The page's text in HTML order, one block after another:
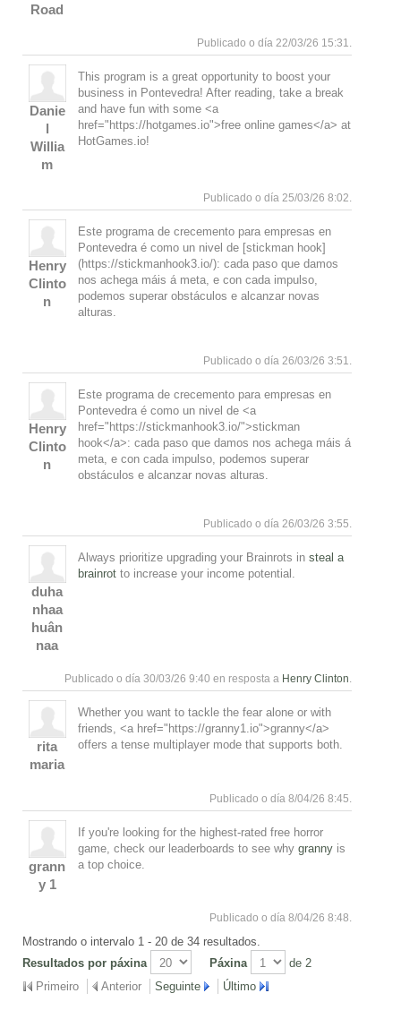
Road
Publicado o día 22/03/26 15:31.
Danie
Willia
m
This program is a great opportunity to boost your
business in Pontevedra! After reading, take a break
and have fun with some <a
href="https://hotgames.io">free online games</a> at
HotGames.io!
Publicado o día 25/03/26 8:02.
Henry
Clinto
n
Este programa de crecemento para empresas en
Pontevedra é como un nivel de [stickman hook]
(https://stickmanhook3.io/): cada paso que damos
nos achega máis á meta, e con cada impulso,
podemos superar obstáculos e alcanzar novas
alturas.
Publicado o día 26/03/26 3:51.
Henry
Clinto
n
Este programa de crecemento para empresas en
Pontevedra é como un nivel de <a
href="https://stickmanhook3.io/">stickman
hook</a>: cada paso que damos nos achega máis á
meta, e con cada impulso, podemos superar
obstáculos e alcanzar novas alturas.
Publicado o día 26/03/26 3:55.
duha
nhaa
huân
naa
Always prioritize upgrading your Brainrots in steal a
brainrotto increase your income potential.
Publicado o día 30/03/26 9:40 en resposta a Henry Clinton.
rita
maria
Whether you want to tackle the fear alone or with
friends, <a href="https://granny1.io">granny</a>
offers a tense multiplayer mode that supports both.
Publicado o día 8/04/26 8:45.
grann
y 1
If you're looking for the highest-rated free horror
game, check our leaderboards to see why grannyis
a top choice.
Publicado o día 8/04/26 8:48.
Mostrando o intervalo 1 - 20 de 34 resultados.
Resultados por páxina
Páxina
de 2
Primeiro
Anterior Seguinte Último